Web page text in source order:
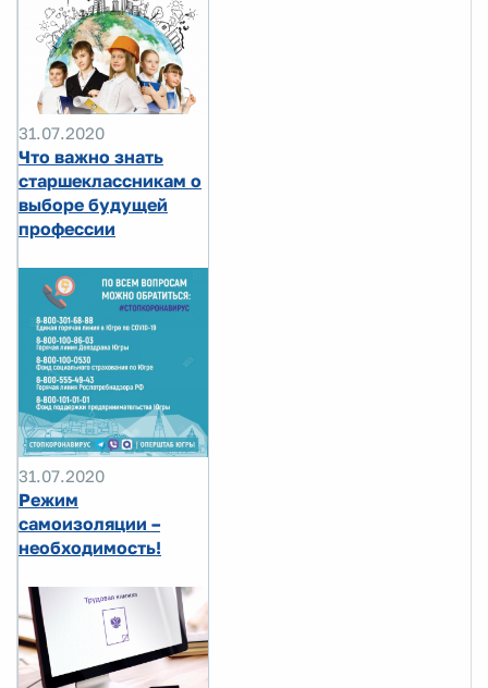
31.07.2020
Что важно знать
старшеклассникам о
выборе будущей
профессии
31.07.2020
Режим
самоизоляции –
необходимость!